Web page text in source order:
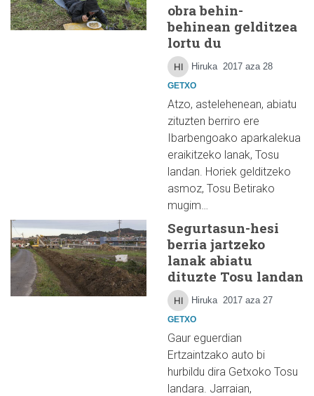
obra behin-
behinean gelditzea
lortu du
Hiruka 2017 aza 28
GETXO
Atzo, astelehenean, abiatu
zituzten berriro ere
Ibarbengoako aparkalekua
eraikitzeko lanak, Tosu
landan. Horiek gelditzeko
asmoz, Tosu Betirako
mugim…
Segurtasun-hesi
berria jartzeko
lanak abiatu
dituzte Tosu landan
Hiruka 2017 aza 27
GETXO
Gaur eguerdian
Ertzaintzako auto bi
hurbildu dira Getxoko Tosu
landara. Jarraian,